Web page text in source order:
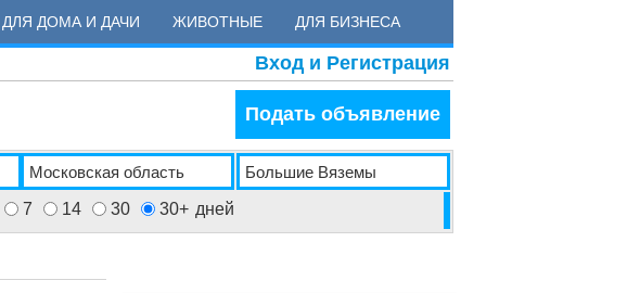
ДЛЯ ДОМА И ДАЧИ ЖИВОТНЫЕ ДЛЯ БИЗНЕСА
Вход и Регистрация
Подать объявление
7 14 30 30+ дней